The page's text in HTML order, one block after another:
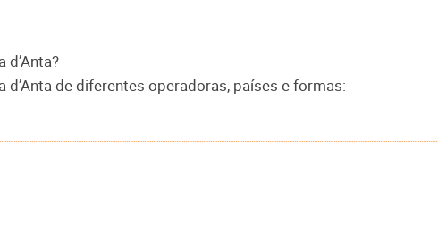
d’Anta?
d’Anta de diferentes operadoras, países e formas: